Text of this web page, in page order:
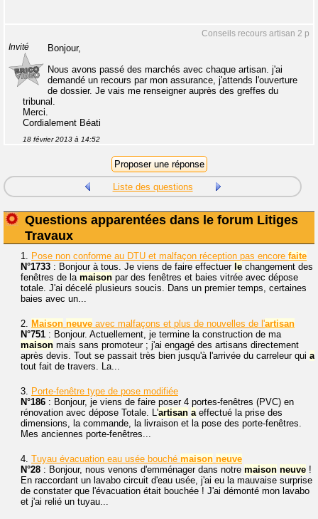
Conseils recours artisan 2 p
Invité
Bonjour,
Nous avons passé des marchés avec chaque artisan. j'ai
demandé un recours par mon assurance, j'attends l'ouverture
de dossier. Je vais me renseigner auprès des greffes du
tribunal.
Merci.
Cordialement Béati
18 février 2013 à 14:52
Liste des questions
Questions apparentées dans le forum Litiges
Travaux
1. Pose non conforme au DTU et malfaçon réception pas encore faite
N°1733 : Bonjour à tous. Je viens de faire effectuer le changement des
fenêtres de la maison par des fenêtres et baies vitrée avec dépose
totale. J'ai décelé plusieurs soucis. Dans un premier temps, certaines
baies avec un...
2. Maison neuve avec malfaçons et plus de nouvelles de l'artisan
N°751 : Bonjour. Actuellement, je termine la construction de ma
maison mais sans promoteur ; j'ai engagé des artisans directement
après devis. Tout se passait très bien jusqu'à l'arrivée du carreleur qui a
tout fait de travers. La...
3. Porte-fenêtre type de pose modifiée
N°186 : Bonjour, je viens de faire poser 4 portes-fenêtres (PVC) en
rénovation avec dépose Totale. L'artisan aeffectué la prise des
dimensions, la commande, la livraison et la pose des porte-fenêtres.
Mes anciennes porte-fenêtres...
4. Tuyau évacuation eau usée bouché maison neuve
N°28 : Bonjour, nous venons d'emménager dans notre maison neuve !
En raccordant un lavabo circuit d'eau usée, j'ai eu la mauvaise surprise
de constater que l'évacuation était bouchée ! J'ai démonté mon lavabo
et j'ai relié un tuyau...